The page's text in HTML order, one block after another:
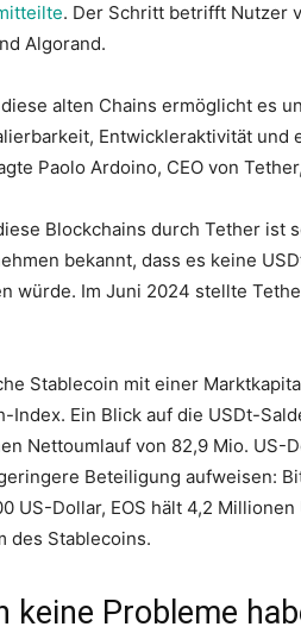
. Der Schritt betrifft Nutzer
Algorand.
alten Chains ermöglicht es
Entwickleraktivität und
Paolo Ardoino, CEO von
Blockchains durch Tether ist
bekannt, dass es keine
würde. Im Juni 2024 stellte
Stablecoin mit einer
Ein Blick auf die USDt-
Nettoumlauf von 82,9 Mio. US-
Beteiligung aufweisen:
US-Dollar, EOS hält 4,2
des Stablecoins.
Probleme